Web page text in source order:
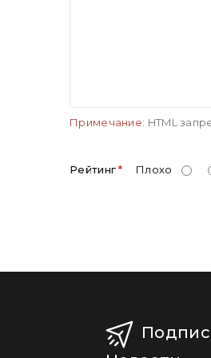
Примечание: HTML
Рейтинг Плохо